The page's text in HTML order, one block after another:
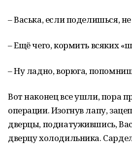
– Васька, если поделишься,
– Ещё чего, кормить всяких
– Ну ладно, ворюга,
Вот наконец все ушли, пора
операции. Изогнув лапу,
дверцы, поднатужившись,
дверцу холодильника.